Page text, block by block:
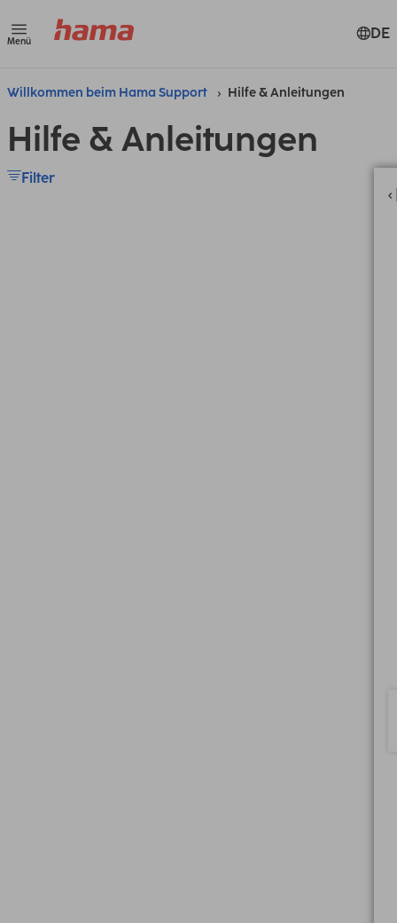
Menü DE
Willkommen beim Hama Support Hilfe & Anleitungen
Hilfe & Anleitungen
Filter